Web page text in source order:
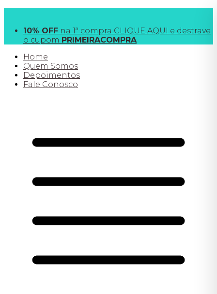
10% OFF na 1ª compra CLIQUE AQUI e destrave
o cupom PRIMEIRACOMPRA
Home
Quem Somos
Depoimentos
Fale Conosco